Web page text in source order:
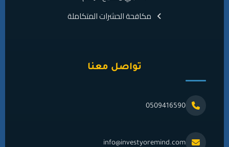
مكافحة الحشرات المتكاملة
تواصل معنا
0509416590
info@investyoremind.com